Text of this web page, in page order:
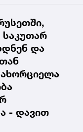
საკუთარ
და
- დავით